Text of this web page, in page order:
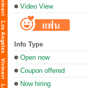
Video View
Info Type
Open now
Coupon offered
Now hiring